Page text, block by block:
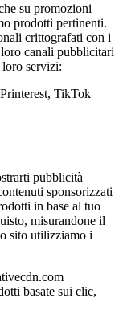
su promozioni
prodotti pertinenti.
crittografati con i
canali pubblicitari
servizi:
TikTok
pubblicità
sponsorizzati
in base al tuo
misurandone il
sito utilizziamo i
basate sui clic,